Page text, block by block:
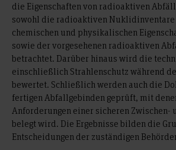
die Eigenschaften von radioaktiven
sowohl die radioaktiven Nuklidinventare
chemischen und physikalischen
sowie der vorgesehenen radioaktiven
betrachtet. Darüber hinaus wird die
einschließlich Strahlenschutz während
bewertet. Schließlich werden auch die
fertigen Abfallgebinden geprüft, mit
Anforderungen einer sicheren Zwischen-
belegt wird. Die Ergebnisse bilden die
Entscheidungen der zuständigen